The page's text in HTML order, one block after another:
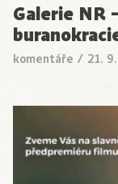
Galerie NR
komentáře / 21.